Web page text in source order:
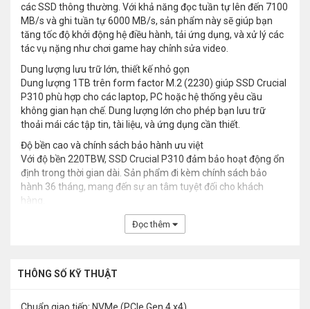
các SSD thông thường. Với khả năng đọc tuần tự lên đến 7100
MB/s và ghi tuần tự 6000 MB/s, sản phẩm này sẽ giúp bạn
tăng tốc độ khởi động hệ điều hành, tải ứng dụng, và xử lý các
tác vụ nặng như chơi game hay chỉnh sửa video.
Dung lượng lưu trữ lớn, thiết kế nhỏ gọn
Dung lượng 1TB trên form factor M.2 (2230) giúp SSD Crucial
P310 phù hợp cho các laptop, PC hoặc hệ thống yêu cầu
không gian hạn chế. Dung lượng lớn cho phép bạn lưu trữ
thoải mái các tập tin, tài liệu, và ứng dụng cần thiết.
Độ bền cao và chính sách bảo hành ưu việt
Với độ bền 220TBW, SSD Crucial P310 đảm bảo hoạt động ổn
định trong thời gian dài. Sản phẩm đi kèm chính sách bảo
hành 36 tháng, mang đến sự an tâm tuyệt đối cho khách
hàng.
Đọc thêm
THÔNG SỐ KỸ THUẬT